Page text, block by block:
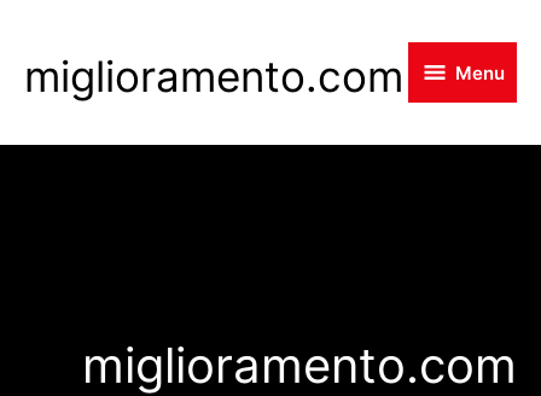
to
content
miglioramento.com Menu
miglioramento.com